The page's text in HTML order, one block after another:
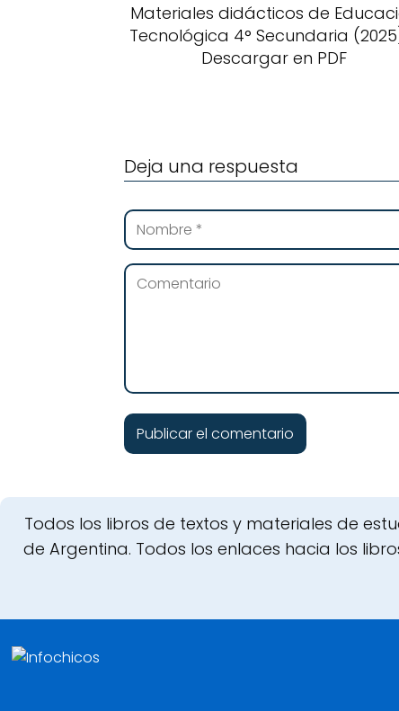
Materiales didácticos de
Tecnológica 4° Secundaria
Descargar en PDF
Deja una respuesta
Todos los libros de textos y materiales de
de Argentina. Todos los enlaces hacia los